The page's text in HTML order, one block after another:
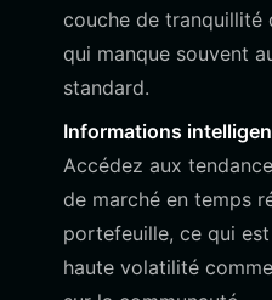
couche de tranquillité
qui manque souvent
standard.
Informations
Accédez aux
de marché en temps
portefeuille, ce qui
haute volatilité